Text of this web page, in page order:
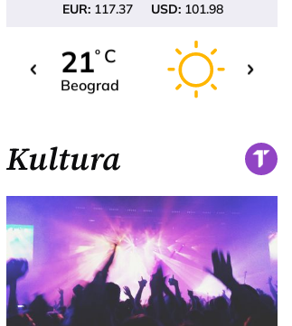
EUR: 117.37 USD: 101.98
21o C
Beograd
Kultura